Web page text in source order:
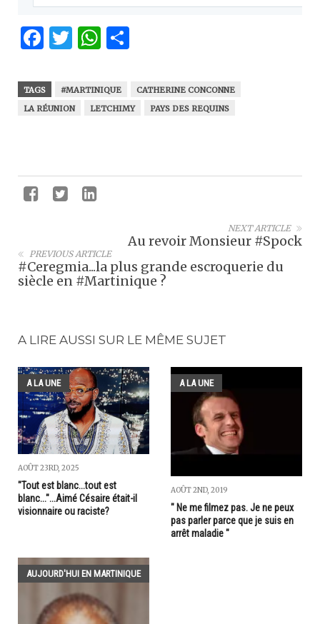
Facebook
Twitter
WhatsApp
TAGS #MARTINIQUE
CATHERINE CONCONNE
LA RÉUNION
LETCHIMY PAYS DES REQUINS
NEXT ARTICLE
Au revoir Monsieur #Spock
PREVIOUS ARTICLE
#Ceregmia...la plus grande escroquerie du
siècle en #Martinique ?
A LIRE AUSSI SUR LE MÊME SUJET
A LA UNE
AOÛT 23RD, 2025
"Tout est blanc...tout est
blanc..."...Aimé Césaire était-il
visionnaire ou raciste?
A LA UNE
AOÛT 2ND, 2019
" Ne me filmez pas. Je ne peux
pas parler parce que je suis en
arrêt maladie "
AUJOURD'HUI EN MARTINIQUE